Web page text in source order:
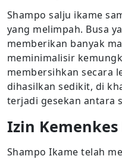
Shampo salju ikame
yang melimpah. Busa
memberikan banyak
meminimalisir
membersihkan secara
dihasilkan sedikit, di
terjadi gesekan antara
Izin Kemenkes
Shampo Ikame telah